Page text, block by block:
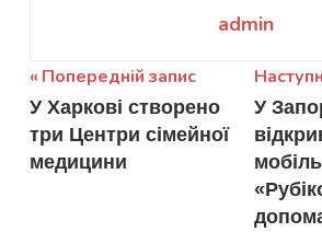
admin
Навігація
записів
Попередній запис
У Харкові створено
три Центри сімейної
медицини
У